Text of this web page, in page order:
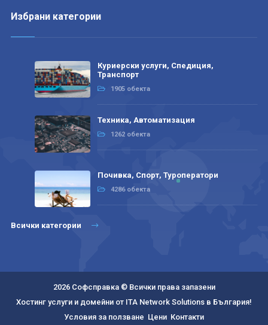
Избрани категории
Куриерски услуги, Спедиция,
Транспорт
1905 обекта
Техника, Автоматизация
1262 обекта
Почивка, Спорт, Туроператори
4286 обекта
Всички категории
2026 Софсправка © Всички права запазени
Хостинг услуги и домейни от ITA Network Solutions в България!
Условия за ползване Цени Контакти